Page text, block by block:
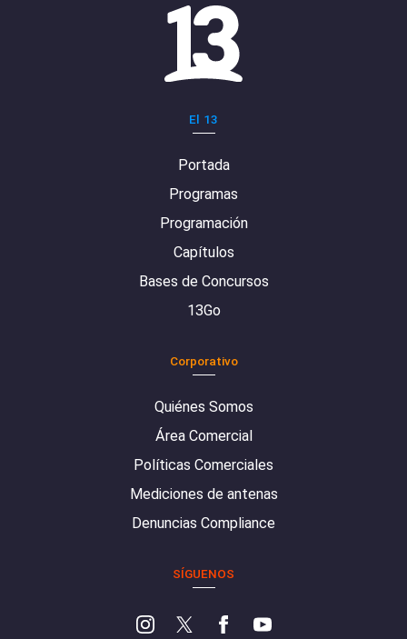
El 13
Portada
Programas
Programación
Capítulos
Bases de Concursos
13Go
Corporativo
Quiénes Somos
Área Comercial
Políticas Comerciales
Mediciones de antenas
Denuncias Compliance
SÍGUENOS